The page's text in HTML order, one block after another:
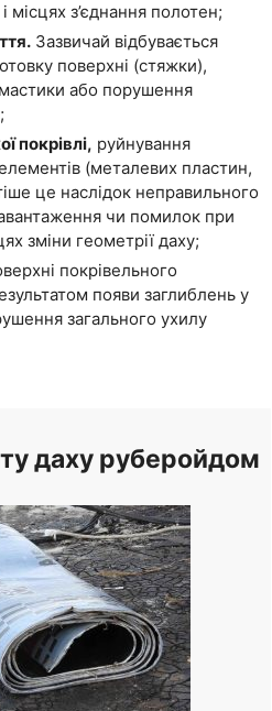
місцях з’єднання полотен;
Зазвичай відбувається
поверхні (стяжки),
мастики або порушення
покрівлі, руйнування
(металевих пластин,
це наслідок неправильного
чи помилок при
зміни геометрії даху;
покрівельного
появи заглиблень у
загального ухилу
даху руберойдом